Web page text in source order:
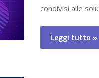
condivisi alle
Leggi tutto »